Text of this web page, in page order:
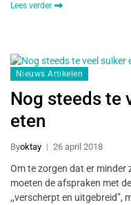
Lees verder
Nieuws Artikelen
Nog steeds te
eten
Byoktay 26 april 2018
Om te zorgen dat er minder
moeten de afspraken met
,,verscherpt en uitgebreid”,